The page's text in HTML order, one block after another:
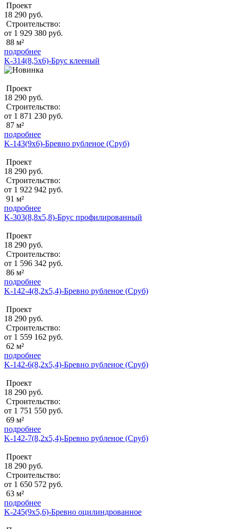
Проект
18 290 руб.
Строительство:
от 1 929 380 руб.
88 м²
подробнее
K-314(8,5x6)-Брус клееный
Проект
18 290 руб.
Строительство:
от 1 871 230 руб.
87 м²
подробнее
K-143(9х6)-Бревно рубленое (Сруб)
Проект
18 290 руб.
Строительство:
от 1 922 942 руб.
91 м²
подробнее
K-303(8,8x5,8)-Брус профилированный
Проект
18 290 руб.
Строительство:
от 1 596 342 руб.
86 м²
подробнее
K-142-4(8,2х5,4)-Бревно рубленое (Сруб)
Проект
18 290 руб.
Строительство:
от 1 559 162 руб.
62 м²
подробнее
K-142-6(8,2х5,4)-Бревно рубленое (Сруб)
Проект
18 290 руб.
Строительство:
от 1 751 550 руб.
69 м²
подробнее
K-142-7(8,2х5,4)-Бревно рубленое (Сруб)
Проект
18 290 руб.
Строительство:
от 1 650 572 руб.
63 м²
подробнее
K-245(9x5,6)-Бревно оцилиндрованное